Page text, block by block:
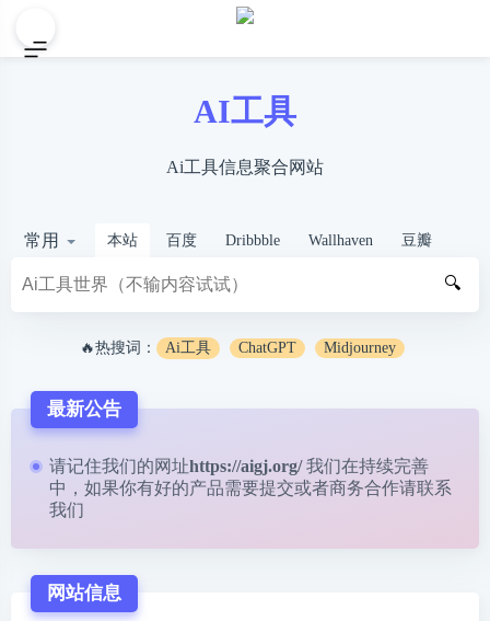
AI工具
Ai工具信息聚合网站
常用 本站 百度 Dribbble Wallhaven 豆瓣
🔍
🔥热搜词： Ai工具 ChatGPT Midjourney
最新公告
请记住我们的网址https://aigj.org/ 我们在持续完善
中，如果你有好的产品需要提交或者商务合作请联系
我们
网站信息